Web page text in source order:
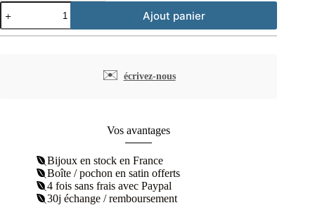
quantité
de
Boucles
Ajout panier
✉️ écrivez-nous
Vos avantages
Bijoux en stock en France
Boîte / pochon en satin offerts
4 fois sans frais avec Paypal
30j échange / remboursement